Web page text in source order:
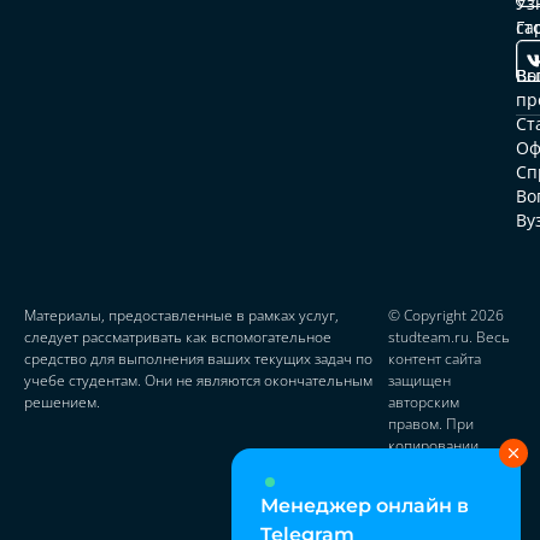
Менеджер онлайн в
Telegram
Материалы, предоставленные в рамках услуг,
следует рассматривать как вспомогательное
средство для выполнения ваших текущих задач по
учебе студентам. Они не являются окончательным
решением.
© Copyright 2026
studteam.ru. Весь
контент сайта
защищен
авторским
правом. При
копировании
ссылку на